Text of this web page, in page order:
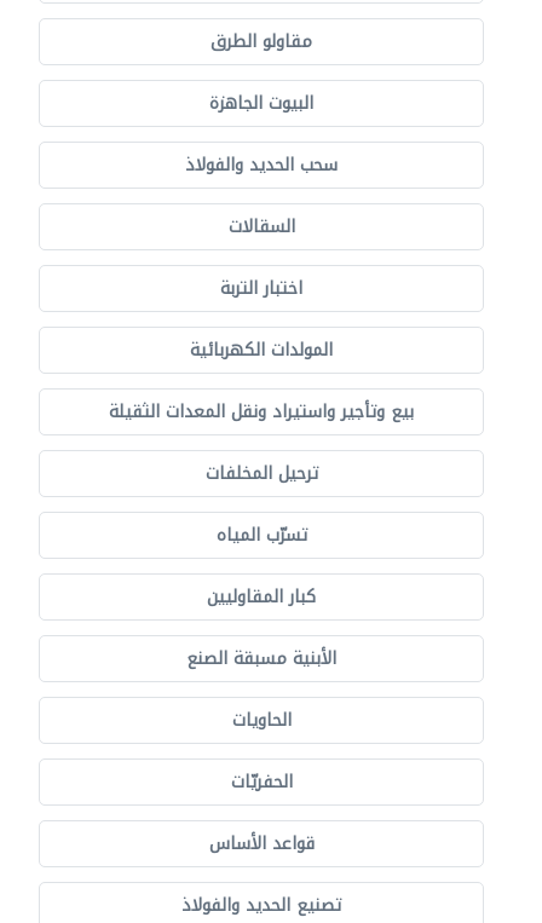
مقاولو الطرق
البيوت الجاهزة
سحب الحديد والفولاذ
السقالات
اختبار التربة
المولدات الكهربائية
بيع وتأجير واستيراد ونقل المعدات الثقيلة
ترحيل المخلفات
تسرّب المياه
كبار المقاوليين
الأبنية مسبقة الصنع
الحاويات
الحفريّات
قواعد الأساس
تصنيع الحديد والفولاذ